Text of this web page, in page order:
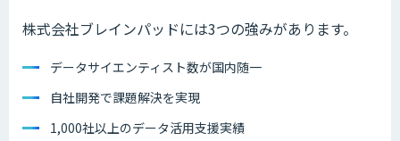
株式会社ブレインパッドには3つの強みがあります。
データサイエンティスト数が国内随一
自社開発で課題解決を実現
1,000社以上のデータ活用支援実績